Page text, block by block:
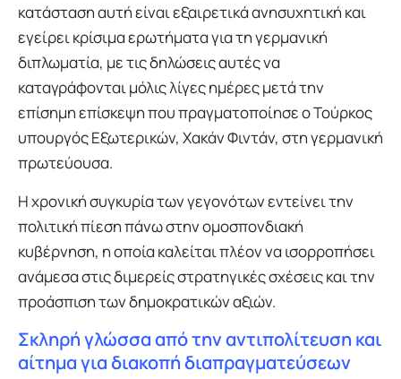
κατάσταση αυτή είναι εξαιρετικά ανησυχητική και
εγείρει κρίσιμα ερωτήματα για τη γερμανική
διπλωματία, με τις δηλώσεις αυτές να
καταγράφονται μόλις λίγες ημέρες μετά την
επίσημη επίσκεψη που πραγματοποίησε ο Τούρκος
υπουργός Εξωτερικών, Χακάν Φιντάν, στη γερμανική
πρωτεύουσα.
Η χρονική συγκυρία των γεγονότων εντείνει την
πολιτική πίεση πάνω στην ομοσπονδιακή
κυβέρνηση, η οποία καλείται πλέον να ισορροπήσει
ανάμεσα στις διμερείς στρατηγικές σχέσεις και την
προάσπιση των δημοκρατικών αξιών.
Σκληρή γλώσσα από την αντιπολίτευση και
αίτημα για διακοπή διαπραγματεύσεων